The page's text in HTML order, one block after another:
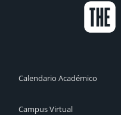
Calendario Académico
Campus Virtual